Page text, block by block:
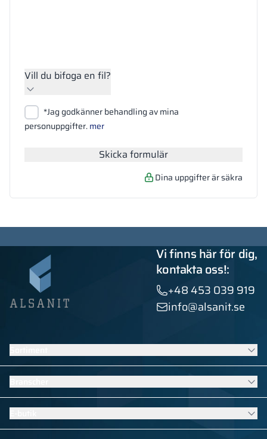
Vill du bifoga en fil?
Bifoga filer
Sök
*Jag godkänner behandling av mina
personuppgifter.mer
Skicka formulär
Dina uppgifter är säkra
Vi finns här för dig,
kontakta oss!:
+48 453 039 919
info@alsanit.se
Skåp
Sanitära kabiner
Kontraktsmöbler
Se alla produkter
Möbler för skolor och förskolor
Bassängutrustning
Möbler för sport- och fitnessomklädningsrum